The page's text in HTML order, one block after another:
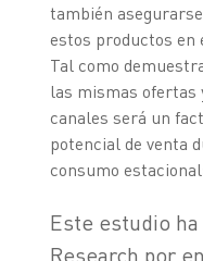
también
estos productos en
Tal como
las mismas ofertas
canales será un
potencial de venta
consumo
Este estudio
Research por